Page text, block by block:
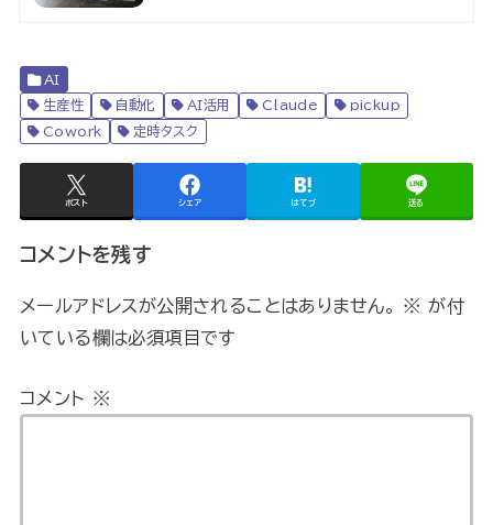
AI
生産性
自動化 AI活用 Claude
pickup
Cowork
定時タスク
ポスト シェア はてブ 送る
コメントを残す
メールアドレスが公開されることはありません。 ※ が付
いている欄は必須項目です
コメント ※